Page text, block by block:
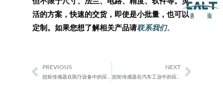
活的方案，快速的交货，即使是小批量，也可以
定制。如果您想了解相关产品请联系我们。
Prev
PREVIOUS NEXT
扭矩传感器在汽车工业中的应用 Next